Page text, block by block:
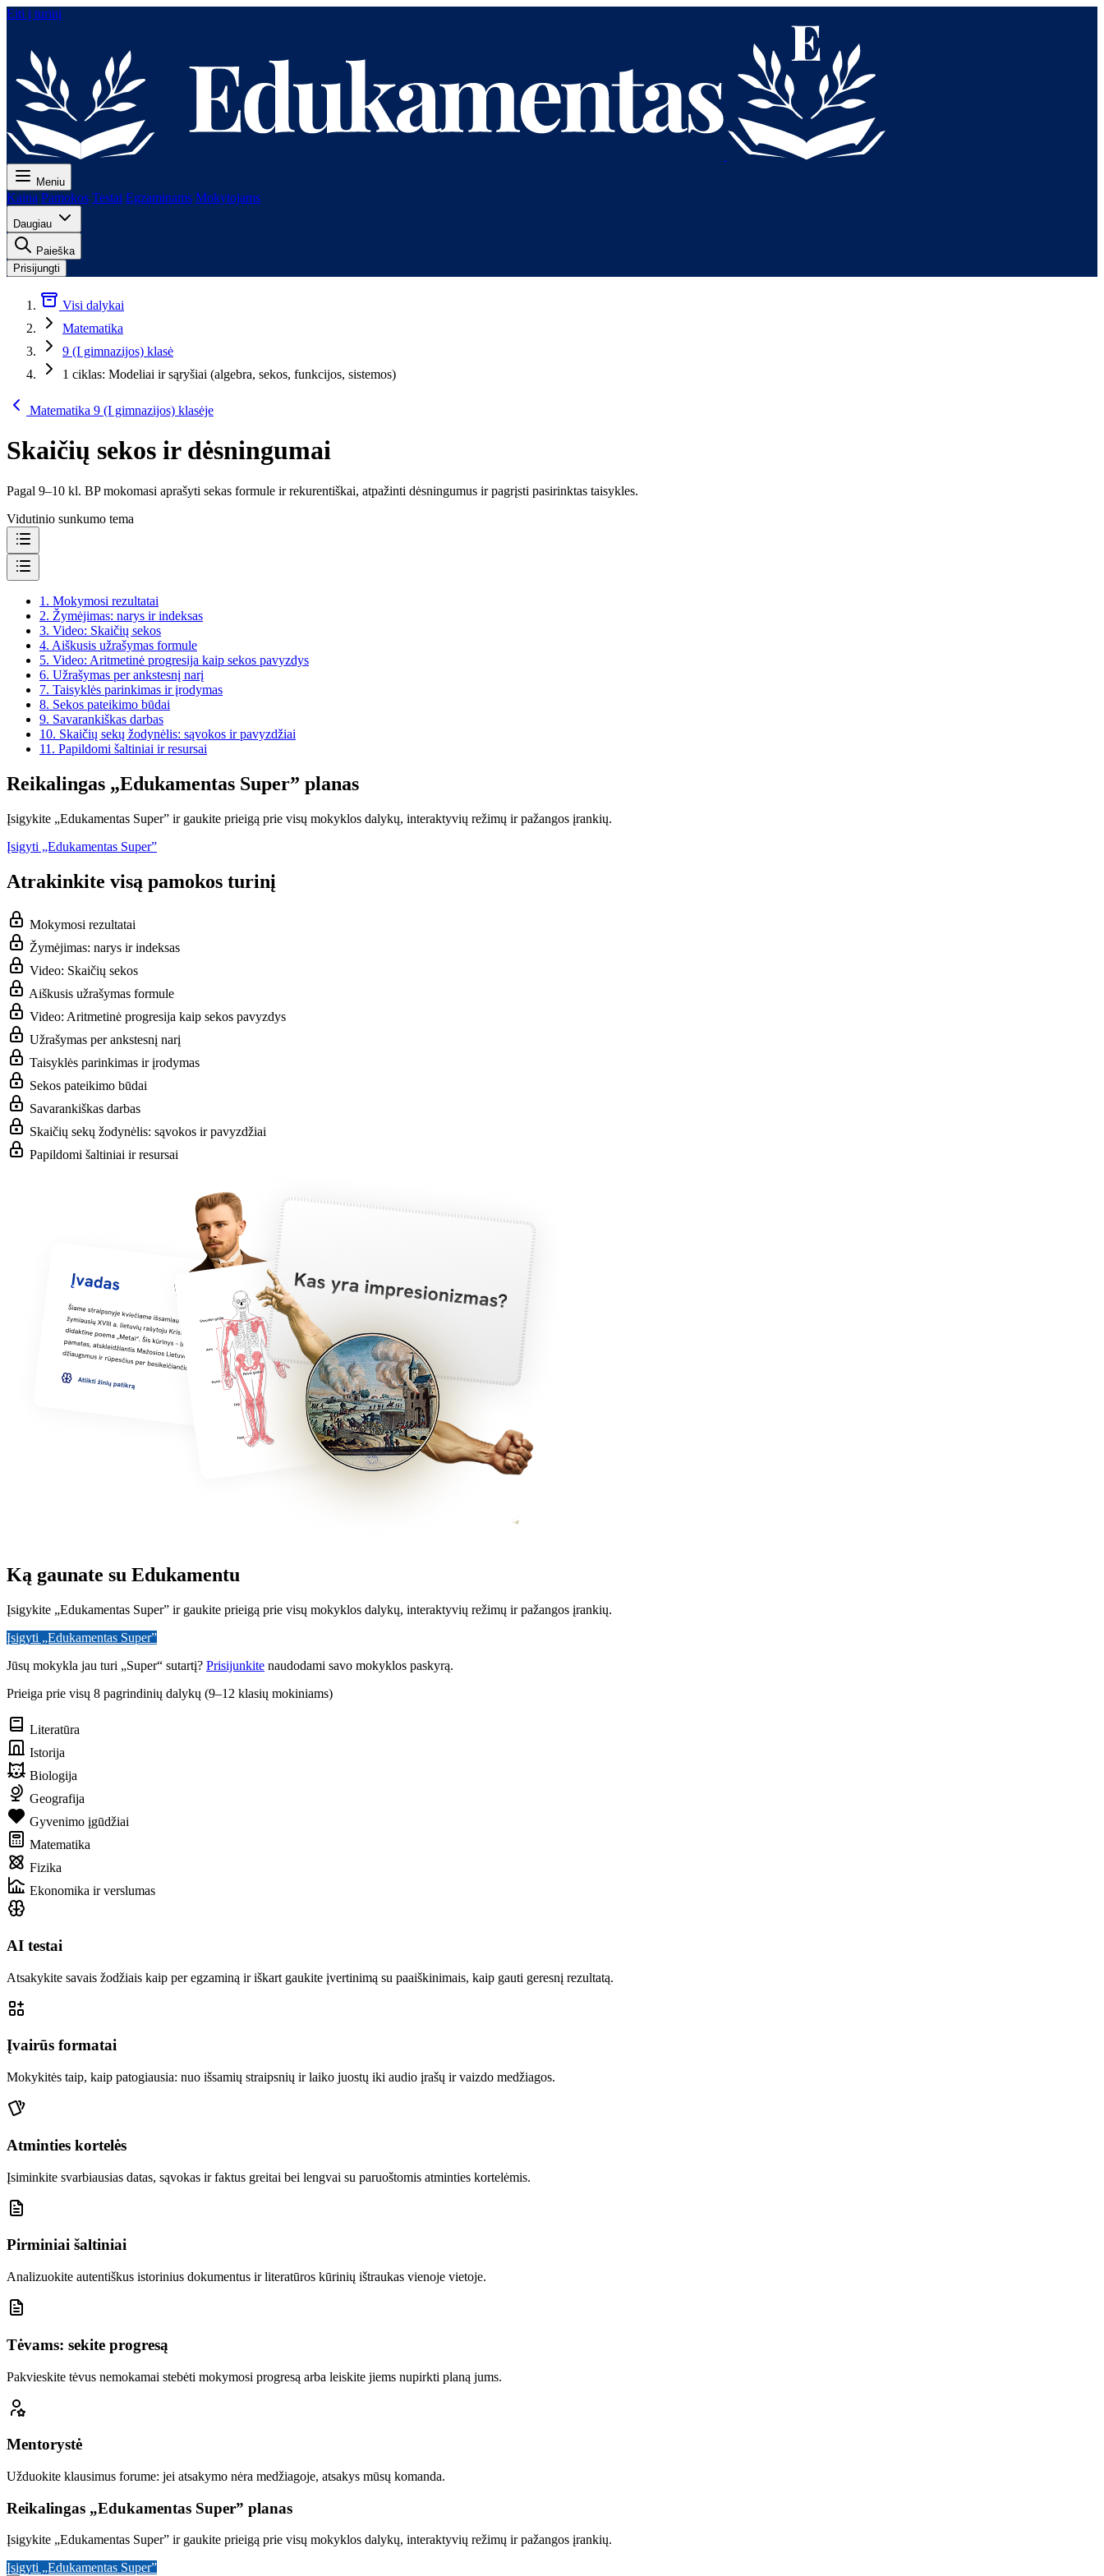
Eiti į turinį
Meniu
Kaina Pamokos Testai Egzaminams Mokytojams
Daugiau
Paieška
Prisijungti
Visi dalykai
Matematika
9 (I gimnazijos) klasė
1 ciklas: Modeliai ir sąryšiai (algebra, sekos, funkcijos, sistemos)
Matematika 9 (I gimnazijos) klasėje
Skaičių sekos ir dėsningumai
Pagal 9–10 kl. BP mokomasi aprašyti sekas formule ir rekurentiškai, atpažinti dėsningumus ir pagrįsti pasirinktas taisykles.
Vidutinio sunkumo tema
1. Mokymosi rezultatai
2. Žymėjimas: narys ir indeksas
3. Video: Skaičių sekos
4. Aiškusis užrašymas formule
5. Video: Aritmetinė progresija kaip sekos pavyzdys
6. Užrašymas per ankstesnį narį
7. Taisyklės parinkimas ir įrodymas
8. Sekos pateikimo būdai
9. Savarankiškas darbas
10. Skaičių sekų žodynėlis: sąvokos ir pavyzdžiai
11. Papildomi šaltiniai ir resursai
Reikalingas „Edukamentas Super” planas
Įsigykite „Edukamentas Super” ir gaukite prieigą prie visų mokyklos dalykų, interaktyvių režimų ir pažangos įrankių.
Įsigyti „Edukamentas Super”
Atrakinkite visą pamokos turinį
Mokymosi rezultatai
Žymėjimas: narys ir indeksas
Video: Skaičių sekos
Aiškusis užrašymas formule
Video: Aritmetinė progresija kaip sekos pavyzdys
Užrašymas per ankstesnį narį
Taisyklės parinkimas ir įrodymas
Sekos pateikimo būdai
Savarankiškas darbas
Skaičių sekų žodynėlis: sąvokos ir pavyzdžiai
Papildomi šaltiniai ir resursai
Ką gaunate su Edukamentu
Įsigykite „Edukamentas Super” ir gaukite prieigą prie visų mokyklos dalykų, interaktyvių režimų ir pažangos įrankių.
Įsigyti „Edukamentas Super”
Jūsų mokykla jau turi „Super“ sutartį? Prisijunkite naudodami savo mokyklos paskyrą.
Prieiga prie visų 8 pagrindinių dalykų (9–12 klasių mokiniams)
Literatūra
Istorija
Biologija
Geografija
Gyvenimo įgūdžiai
Matematika
Fizika
Ekonomika ir verslumas
AI testai
Atsakykite savais žodžiais kaip per egzaminą ir iškart gaukite įvertinimą su paaiškinimais, kaip gauti geresnį rezultatą.
Įvairūs formatai
Mokykitės taip, kaip patogiausia: nuo išsamių straipsnių ir laiko juostų iki audio įrašų ir vaizdo medžiagos.
Atminties kortelės
Įsiminkite svarbiausias datas, sąvokas ir faktus greitai bei lengvai su paruoštomis atminties kortelėmis.
Pirminiai šaltiniai
Analizuokite autentiškus istorinius dokumentus ir literatūros kūrinių ištraukas vienoje vietoje.
Tėvams: sekite progresą
Pakvieskite tėvus nemokamai stebėti mokymosi progresą arba leiskite jiems nupirkti planą jums.
Mentorystė
Užduokite klausimus forume: jei atsakymo nėra medžiagoje, atsakys mūsų komanda.
Reikalingas „Edukamentas Super” planas
Įsigykite „Edukamentas Super” ir gaukite prieigą prie visų mokyklos dalykų, interaktyvių režimų ir pažangos įrankių.
Įsigyti „Edukamentas Super”